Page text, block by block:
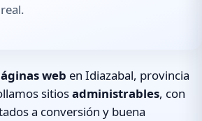
web en Idiazabal, provincia
sitiosadministrables, con
a conversión y buena